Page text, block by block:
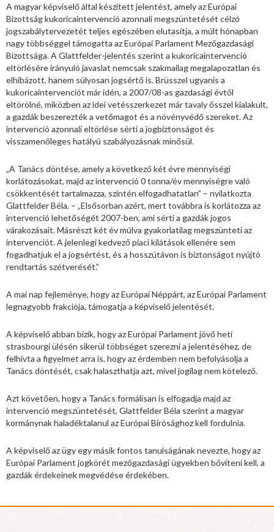
A magyar képviselő által készített jelentést, amely az Európai
Bizottság kukoricaintervenció azonnali megszüntetését célzó
jogszabálytervezetét teljes egészében elutasítja, a múlt hónapban
nagy többséggel támogatta az Európai Parlament Mezőgazdasági
Bizottsága. A Glattfelder-jelentés szerint a kukoricaintervenció
eltörlésére irányuló javaslat nemcsak szakmailag megalapozatlan és
elhibázott, hanem súlyosan jogsértő is. Brüsszel ugyanis a
kukoricaintervenciót már idén, a 2007/08-as gazdasági évtől
eltörölné, miközben az idei vetésszerkezet már tavaly ősszel kialakult,
a gazdák beszerezték a vetőmagot és a növényvédő szereket. Az
intervenció azonnali eltörlése sérti a jogbiztonságot és
visszamenőleges hatályú szabályozásnak minősül.
„A Tanács döntése, amely a következő két évre mennyiségi
korlátozásokat, majd az intervenció 0 tonna/év mennyiségre való
csökkentését tartalmazza, szintén elfogadhatatlan” – nyilatkozta
Glattfelder Béla. – „Elsősorban azért, mert továbbra is korlátozza az
intervenció lehetőségét 2007-ben, ami sérti a gazdák jogos
várakozásait. Másrészt két év múlva gyakorlatilag megszünteti az
intervenciót. A jelenlegi kedvező piaci kilátások ellenére sem
fogadhatjuk el a jogsértést, és a hosszútávon is biztonságot nyújtó
rendtartás szétverését.”
A mai nap fejleménye, hogy az Európai Néppárt, az Európai Parlament
legnagyobb frakciója, támogatja a képviselő jelentését.
A képviselő abban bízik, hogy az Európai Parlament jövő heti
strasbourgi ülésén sikerül többséget szerezni a jelentéséhez, de
felhívta a figyelmet arra is, hogy az érdemben nem befolyásolja a
Tanács döntését, csak halaszthatja azt, mivel jogilag nem kötelező.
Azt követően, hogy a Tanács formálisan is elfogadja majd az
intervenció megszüntetését, Glattfelder Béla szerint a magyar
kormánynak haladéktalanul az Európai Bírósághoz kell fordulnia.
A képviselő az ügy egy másik fontos tanulságának nevezte, hogy az
Európai Parlament jogkörét mezőgazdasági ügyekben bővíteni kell, a
gazdák érdekeinek megvédése érdekében.